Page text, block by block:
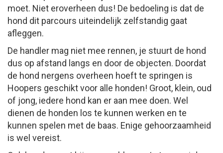
moet. Niet eroverheen dus! De bedoeling is dat de
hond dit parcours uiteindelijk zelfstandig gaat
afleggen.
De handler mag niet mee rennen, je stuurt de hond
dus op afstand langs en door de objecten. Doordat
de hond nergens overheen hoeft te springen is
Hoopers geschikt voor alle honden! Groot, klein, oud
of jong, iedere hond kan er aan mee doen. Wel
dienen de honden los te kunnen werken en te
kunnen spelen met de baas. Enige gehoorzaamheid
is wel vereist.